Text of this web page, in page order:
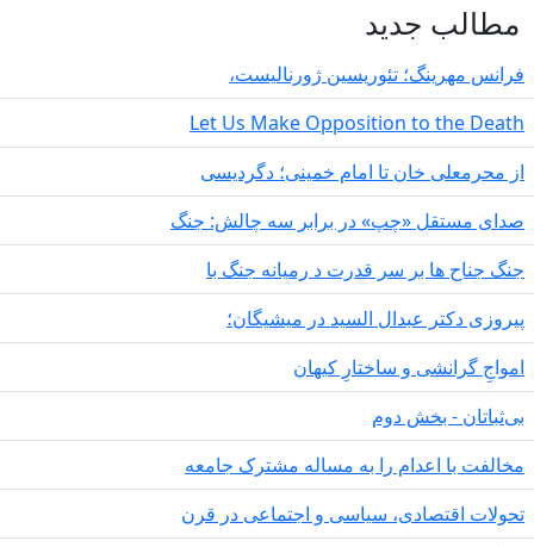
جدید
مهرینگ؛ تئوریسین ژورنالیست،
Let Us Make Opposition to the
محرمعلی خان تا امام خمینی؛ دگردیسی
مستقل «چپ» در برابر سه چالش: جنگ
جناح ها بر سر قدرت د رمیانە جنگ با
دکتر عبدال السید در میشیگان؛
گرانشی و ساختارِ کیهان
- بخش دوم
با اعدام را به مساله مشترک جامعه
اقتصادی، سیاسی و اجتماعی در قرن